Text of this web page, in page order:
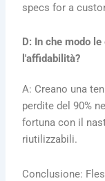
specs for a
D: In che modo
l'affidabilità?
A: Creano una
perdite del 90%
fortuna con il
riutilizzabili.
Conclusione: